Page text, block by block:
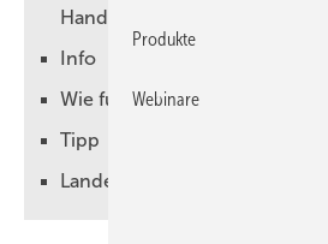
Handwerk
Info
Wie funktioniert Förderung?
Tipp
Landesfördermittel in der
Produkte
Webinare